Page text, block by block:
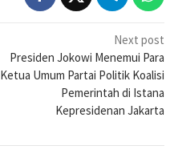
Next post
Presiden Jokowi Menemui Para
Ketua Umum Partai Politik Koalisi
Pemerintah di Istana
Kepresidenan Jakarta